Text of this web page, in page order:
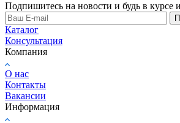
Подпишитесь на новости и будь в курсе
Каталог
Консультация
Компания
О нас
Контакты
Вакансии
Информация